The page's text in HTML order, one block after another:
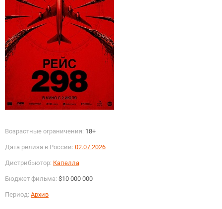
Возрастные ограничения: 18+
Дата релиза в России: 02.07.2026
Дистрибьютор: Капелла
Бюджет фильма: $10 000 000
Период: Архив